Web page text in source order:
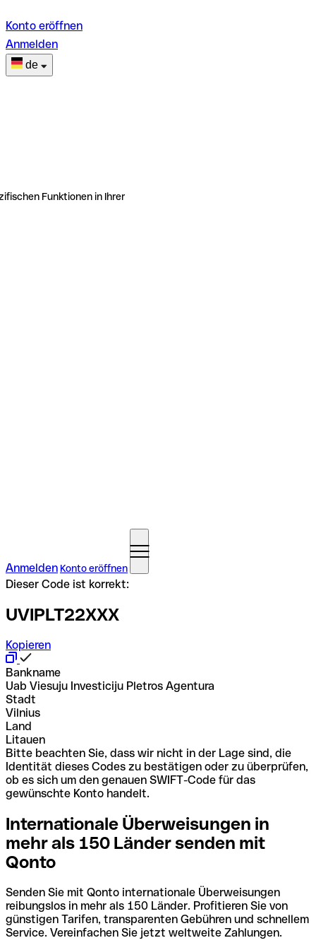
Konto eröffnen
Anmelden
de
Funktionen in Ihrer
Anmelden Konto eröffnen
Dieser Code ist korrekt:
UVIPLT22XXX
Kopieren
Bankname
Uab Viesuju Investiciju Pletros Agentura
Stadt
Vilnius
Land
Litauen
Bitte beachten Sie, dass wir nicht in der Lage sind, die
Identität dieses Codes zu bestätigen oder zu überprüfen,
ob es sich um den genauen SWIFT-Code für das
gewünschte Konto handelt.
Internationale Überweisungen in
mehr als 150 Länder senden mit
Qonto
Senden Sie mit Qonto internationale Überweisungen
reibungslos in mehr als 150 Länder. Profitieren Sie von
günstigen Tarifen, transparenten Gebühren und schnellem
Service. Vereinfachen Sie jetzt weltweite Zahlungen.